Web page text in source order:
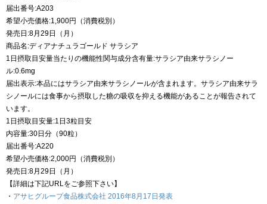
届出番号:A203
希望小売価格:1,900円（消費税別）
発売日:8月29日（月）
商品名:ディアナチュラゴールド サラシア
1日摂取目安量当たりの機能性関与成分含有量:サラシア由来サラシノー
ル:0.6mg
届出表示:本品にはサラシア由来サラシノールが含まれます。サラシア由来サラ
シノールには食事から摂取した糖の吸収を抑える機能があることが報告されて
います。
1日摂取目安量:1日3粒目安
内容量:30日分（90粒）
届出番号:A220
希望小売価格:2,000円（消費税別）
発売日:8月29日（月）
【詳細は下記URLをご参照下さい】
・ アサヒグループ食品株式会社 2016年8月17日発表